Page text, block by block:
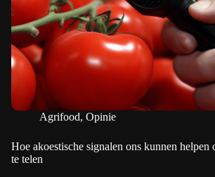
Agrifood, Opinie
Hoe akoestische signalen ons kunnen helpen
te telen